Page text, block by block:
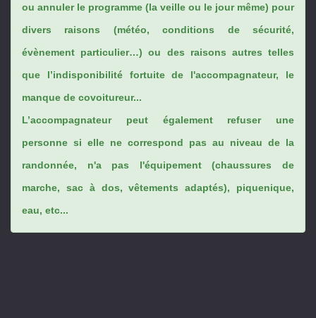
ou annuler le programme (la veille ou le jour même) pour
divers raisons (météo, conditions de sécurité,
évènement particulier…) ou des raisons autres telles
que l’indisponibilité fortuite de l'accompagnateur, le
manque de covoitureur...
L’accompagnateur peut également refuser une
personne si elle ne correspond pas au niveau de la
randonnée, n'a pas l'équipement (chaussures de
marche, sac à dos, vêtements adaptés), piquenique,
eau, etc...